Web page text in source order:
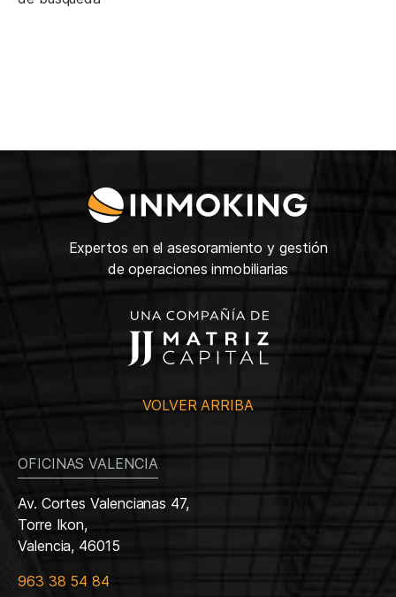
Expertos en el asesoramiento y gestión
de operaciones inmobiliarias
VOLVER ARRIBA
OFICINAS VALENCIA
Av. Cortes Valencianas 47,
Torre Ikon,
Valencia, 46015
963 38 54 84